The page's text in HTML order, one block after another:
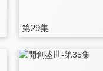
第29集